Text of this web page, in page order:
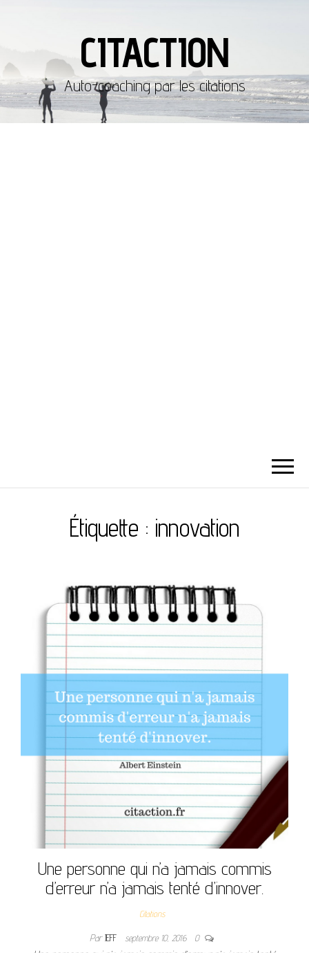
CITACTION
Auto-coaching par les citations
Étiquette : innovation
Une personne qui n’a jamais commis
d’erreur n’a jamais tenté d’innover.
Citations
ParJEFF septembre 10, 2016 0